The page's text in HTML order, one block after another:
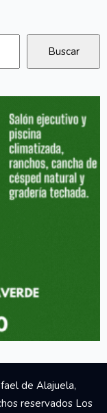
de Alajuela,
reservados Los